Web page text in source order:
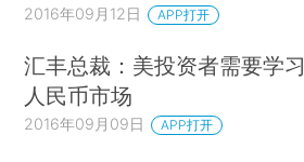
2016年09月12日 APP打开
汇丰总裁：美投资者需要学习
人民币市场
2016年09月09日 APP打开